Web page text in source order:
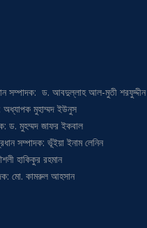
সম্পাদক: ড. আবদুল্লাহ আল-মুতী শরফুদ্দীন
অধ্যাপক মুহাম্মদ ইউনুস
ড. মুহম্মদ জাফর ইকবাল
সম্পাদক: ভূঁইয়া ইনাম লেনিন
হাকিকুর রহমান
মো. কামরুল আহসান